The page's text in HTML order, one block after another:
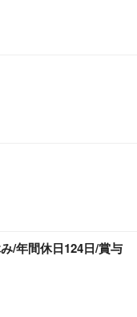
/年間休日124日/賞与